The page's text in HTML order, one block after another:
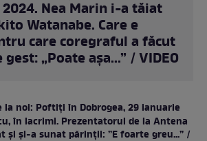
Nea Marin i-a tăiat
Watanabe. Care e
care coregraful a făcut
„Poate așa...” / VIDEO
noi: Poftiți în Dobrogea, 29 ianuarie
în lacrimi. Prezentatorul de la Antena
și și-a sunat părinții: ”E foarte greu...” /